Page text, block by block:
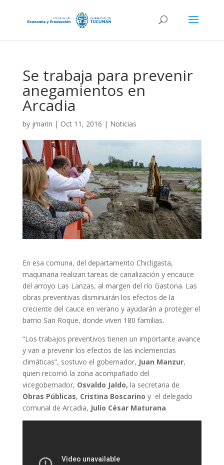
Se trabaja para prevenir
anegamientos en
Arcadia
by jmarin | Oct 11, 2016 | Noticias
En esa comuna, del departamento Chicligasta,
maquinaria realizan tareas de canalización y encauce
del arroyo Las Lanzas, al margen del río Gastona. Las
obras preventivas disminuirán los efectos de la
creciente del cauce en verano y ayudarán a proteger el
barrio San Roque, donde viven 180 familias.
“Los trabajos preventivos tienen un importante avance
y van a prevenir los efectos de las inclemencias
climáticas”, sostuvo el gobernador, Juan Manzur,
quien recorrió la zona acompañado del
vicegobernador, Osvaldo Jaldo, la secretaria de
Obras Públicas, Cristina Boscarino y el delegado
comunal de Arcadia, Julio César Maturana.